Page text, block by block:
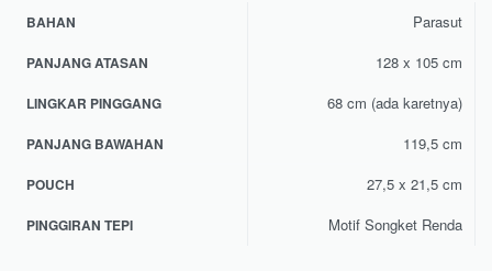
BAHAN Parasut
PANJANG ATASAN 128 x 105 cm
LINGKAR PINGGANG 68 cm (ada karetnya)
PANJANG BAWAHAN 119,5 cm
POUCH 27,5 x 21,5 cm
PINGGIRAN TEPI Motif Songket Renda